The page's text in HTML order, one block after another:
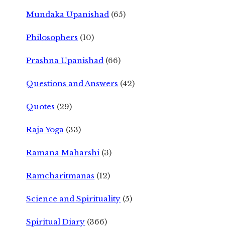
Mundaka Upanishad (65)
Philosophers (10)
Prashna Upanishad (66)
Questions and Answers (42)
Quotes (29)
Raja Yoga (33)
Ramana Maharshi (3)
Ramcharitmanas (12)
Science and Spirituality (5)
Spiritual Diary (366)